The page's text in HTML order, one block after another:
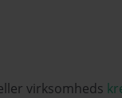
virksomheds